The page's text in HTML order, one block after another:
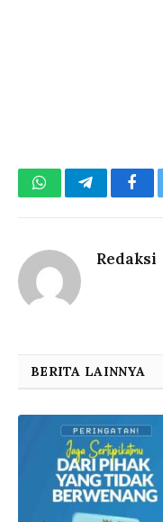
WhatsAppTelegram
Redaksi
BERITA LAINNYA